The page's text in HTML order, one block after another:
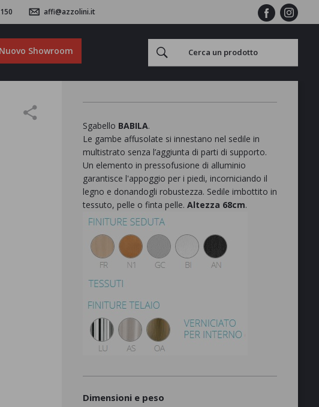
affi@azzolini.it
Nuovo Showroom
Sgabello BABILA.
Le gambe affusolate si innestano nel sedile in
multistrato senza l’aggiunta di parti di supporto.
Un elemento in pressofusione di alluminio
garantisce l'appoggio per i piedi, incorniciando il
legno e donandogli robustezza. Sedile imbottito in
tessuto, pelle o finta pelle. Altezza 68cm.
Dimensioni e peso